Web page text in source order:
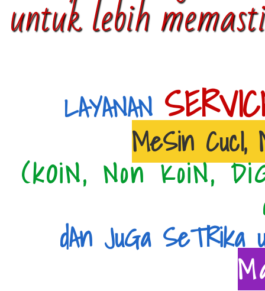
untuk lebih
LAYANAN
MeSin CucI,
(kOiN, Non KoiN,
dAn JuGa SeTRika